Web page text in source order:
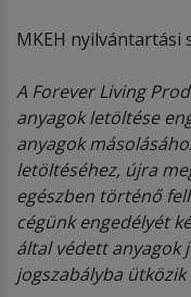
MKEH nyilvántartási
A Forever Living
anyagok letöltése
anyagok
letöltéséhez, újra
egészben történő
cégünk engedélyét
által védett anyagok
jogszabályba